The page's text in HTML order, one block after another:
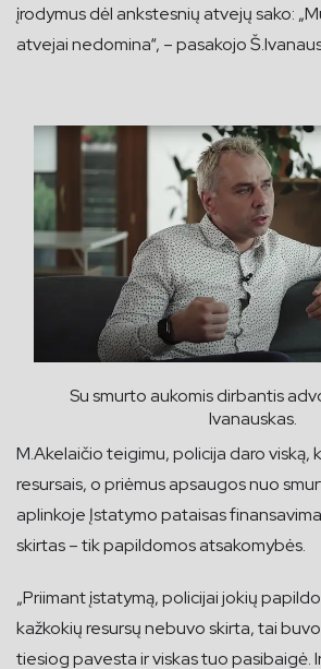
įrodymus dėl ankstesnių atvejų sako:
atvejai nedomina“, – pasakojo
Su smurto aukomis dirbantis
Ivanauskas.
M.Akelaičio teigimu, policija daro viską,
resursais, o priėmus apsaugos nuo
aplinkoje Įstatymo pataisas
skirtas – tik papildomos atsakomybės.
„Priimant įstatymą, policijai jokių
kažkokių resursų nebuvo skirta, tai
tiesiog pavesta ir viskas tuo pasibaigė.